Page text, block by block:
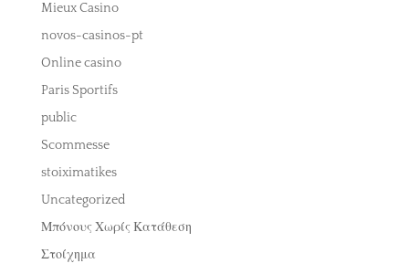
Mieux Casino
novos-casinos-pt
Online casino
Paris Sportifs
public
Scommesse
stoiximatikes
Uncategorized
Μπόνους Χωρίς Κατάθεση
Στοίχημα